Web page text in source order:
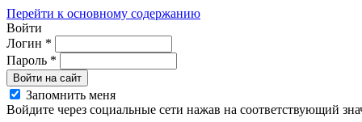
Перейти к основному содержанию
Войти
Логин *
Пароль *
Войти на сайт
Запомнить меня
Войдите через социальные сети нажав на соответствующий